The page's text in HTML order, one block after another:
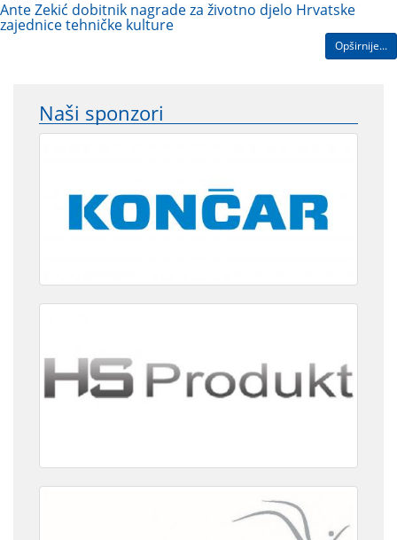
Ante Zekić dobitnik nagrade za životno djelo Hrvatske
zajednice tehničke kulture
Opširnije...
Naši sponzori